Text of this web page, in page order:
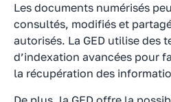
Les documents numérisés
consultés, modifiés et
autorisés. La GED utilise des
d’indexation avancées pour
la récupération des